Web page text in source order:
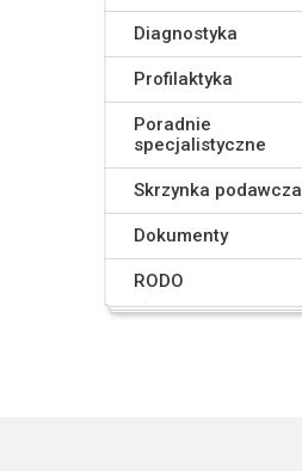
Diagnostyka
Profilaktyka
Poradnie
specjalistyczne
Skrzynka podawcza
Dokumenty
RODO